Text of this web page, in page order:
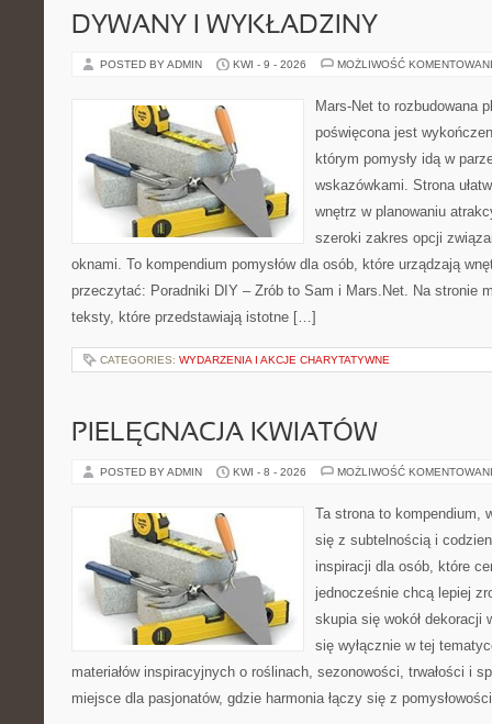
DYWANY I WYKŁADZINY
POSTED BY ADMIN KWI - 9 - 2026 MOŻLIWOŚĆ
Mars-Net to rozbudowana
poświęcona jest
którym pomysły idą w
wskazówkami. Strona
wnętrz w planowaniu
szeroki zakres opcji
oknami. To kompendium pomysłów dla osób, które urządzają
przeczytać: Poradniki DIY – Zrób to Sam i Mars.Net. Na stronie
teksty, które przedstawiają istotne […]
CATEGORIES: WYDARZENIA I AKCJE CHARYTATYWNE
PIELĘGNACJA KWIATÓW
POSTED BY ADMIN KWI - 8 - 2026 MOŻLIWOŚĆ
Ta strona to kompendium,
się z subtelnością i
inspiracji dla osób, które
jednocześnie chcą lepiej
skupia się wokół dekoracji
się wyłącznie w tej
materiałów inspiracyjnych o roślinach, sezonowości, trwałości i
miejsce dla pasjonatów, gdzie harmonia łączy się z